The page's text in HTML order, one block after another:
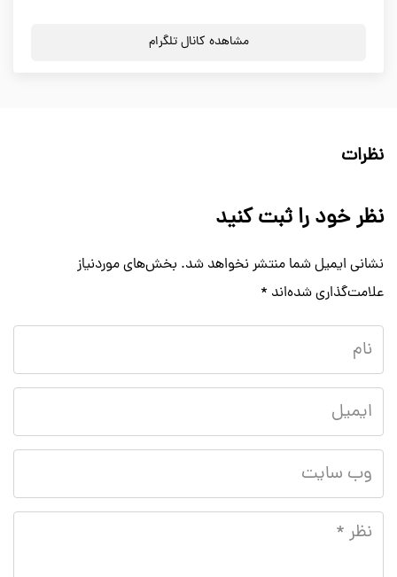
مشاهده کانال تلگرام
نظرات
نظر خود را ثبت کنید
نشانی ایمیل شما منتشر نخواهد شد. بخش‌های موردنیاز
علامت‌گذاری شده‌اند *